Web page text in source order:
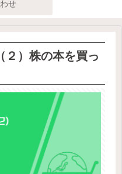
せ
２）株の本を買っ